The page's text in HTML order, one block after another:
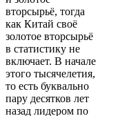
вторсырьё, тогда
как Китай своё
золотое вторсырьё
в статистику не
включает. В начале
этого тысячелетия,
то есть буквально
пару десятков лет
назад лидером по